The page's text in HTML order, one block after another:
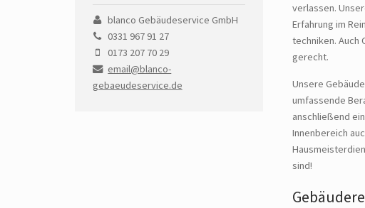
verlassen.
Erfahrung im
techniken.
gerecht.
Unsere
umfassende
anschließend
Innenbereich
sind!
blanco Gebäudeservice GmbH
0331 967 91 27
0173 207 70 29
email@blanco-
gebaeudeservice.de